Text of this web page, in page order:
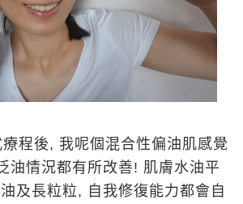
程後, 我呢個混合性偏油肌感覺
油情況都有所改善! 肌膚水油平
及長粒粒, 自我修復能力都會自